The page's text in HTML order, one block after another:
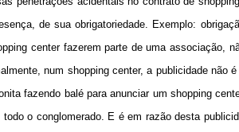
de sua obrigatoriedade. Exemplo:
center fazerem parte de uma associação,
num shopping center, a publicidade não
fazendo balé para anunciar um shopping
o conglomerado. E é em razão desta